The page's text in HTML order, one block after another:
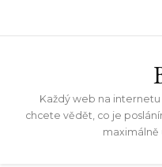
Každý web na
chcete vědět, co je
maximálně